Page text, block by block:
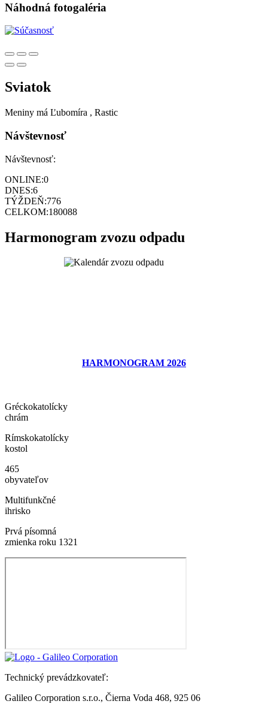
Náhodná fotogaléria
Sviatok
Meniny má Ľubomíra , Rastic
Návštevnosť
Návštevnosť:
ONLINE:0
DNES:6
TÝŽDEŇ:776
CELKOM:180088
Harmonogram zvozu odpadu
HARMONOGRAM 2026
Gréckokatolícky
chrám
Rímskokatolícky
kostol
465
obyvateľov
Multifunkčné
ihrisko
Prvá písomná
zmienka roku 1321
Technický prevádzkovateľ:
Galileo Corporation s.r.o., Čierna Voda 468, 925 06